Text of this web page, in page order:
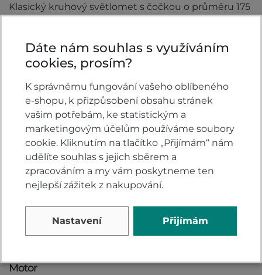
Klasický kruhový světlomet s čočkou o průměru 175
oválné koncové světlo.
Motor
Dáte nám souhlas s využíváním
cookies, prosím?
K správnému fungování vašeho oblíbeného
e-shopu, k přizpůsobení obsahu stránek
vašim potřebám, ke statistickým a
marketingovým účelům používáme soubory
cookie. Kliknutím na tlačítko „Přijímám“ nám
udělíte souhlas s jejich sběrem a
zpracováním a my vám poskytneme ten
nejlepší zážitek z nakupování.
Nastavení Přijímám